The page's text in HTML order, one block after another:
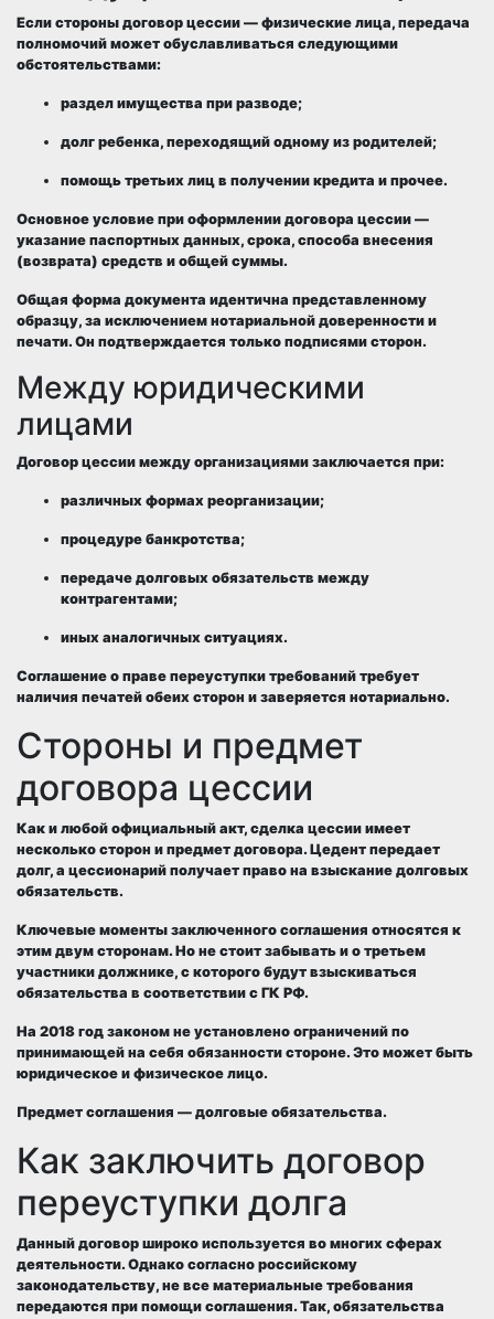
Если стороны договор цессии — физические лица, передача
полномочий может обуславливаться следующими
обстоятельствами:
раздел имущества при разводе;
долг ребенка, переходящий одному из родителей;
помощь третьих лиц в получении кредита и прочее.
Основное условие при оформлении договора цессии —
указание паспортных данных, срока, способа внесения
(возврата) средств и общей суммы.
Общая форма документа идентична представленному
образцу, за исключением нотариальной доверенности и
печати. Он подтверждается только подписями сторон.
Между юридическими
лицами
Договор цессии между организациями заключается при:
различных формах реорганизации;
процедуре банкротства;
передаче долговых обязательств между
контрагентами;
иных аналогичных ситуациях.
Соглашение о праве переуступки требований требует
наличия печатей обеих сторон и заверяется нотариально.
Стороны и предмет
договора цессии
Как и любой официальный акт, сделка цессии имеет
несколько сторон и предмет договора. Цедент передает
долг, а цессионарий получает право на взыскание долговых
обязательств.
Ключевые моменты заключенного соглашения относятся к
этим двум сторонам. Но не стоит забывать и о третьем
участники должнике, с которого будут взыскиваться
обязательства в соответствии с ГК РФ.
На 2018 год законом не установлено ограничений по
принимающей на себя обязанности стороне. Это может быть
юридическое и физическое лицо.
Предмет соглашения — долговые обязательства.
Как заключить договор
переуступки долга
Данный договор широко используется во многих сферах
деятельности. Однако согласно российскому
законодательству, не все материальные требования
передаются при помощи соглашения. Так, обязательства